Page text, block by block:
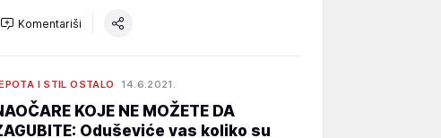
Komentariši
I STIL OSTALO 14.6.2021.
KOJE NE MOŽETE DA
Oduševiće vas koliko su